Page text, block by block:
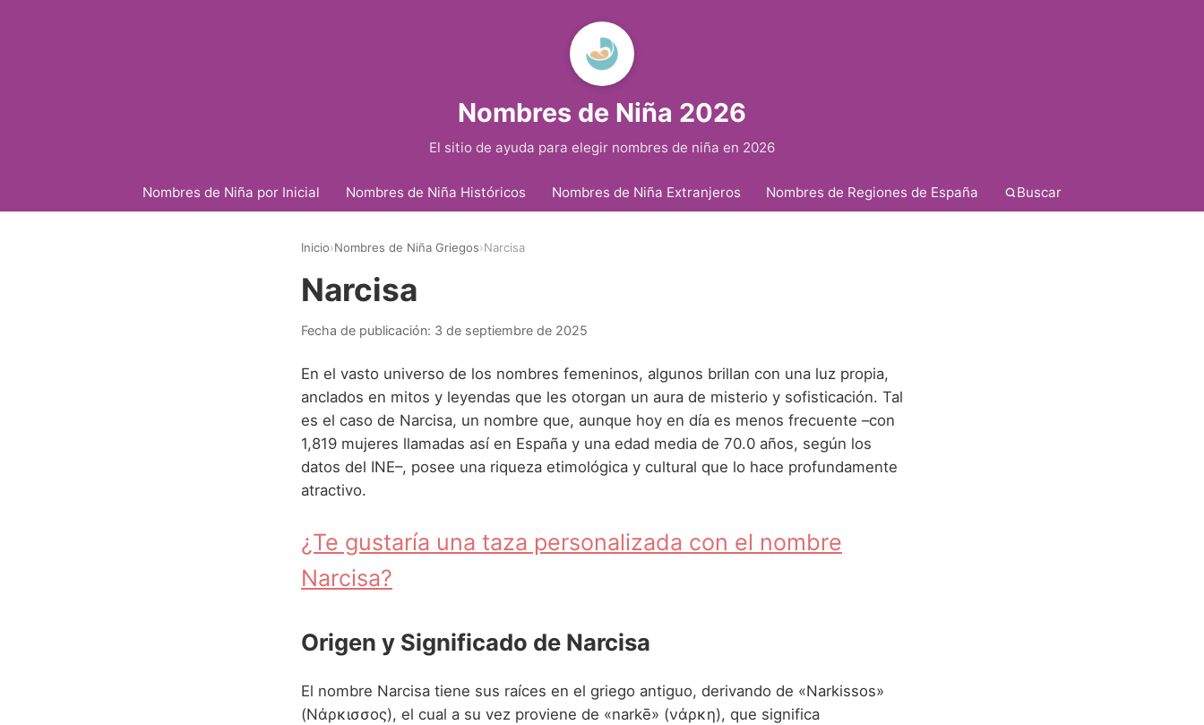
Nombres de Niña 2026
El sitio de ayuda para elegir nombres de niña en 2026
Nombres de Niña por Inicial Nombres de Niña Históricos Nombres de Niña Extranjeros Nombres de Regiones de España Buscar
Inicio›Nombres de Niña Griegos›Narcisa
Narcisa
Fecha de publicación: 3 de septiembre de 2025
En el vasto universo de los nombres femeninos, algunos brillan con una luz propia,
anclados en mitos y leyendas que les otorgan un aura de misterio y sofisticación. Tal
es el caso de Narcisa, un nombre que, aunque hoy en día es menos frecuente –con
1,819 mujeres llamadas así en España y una edad media de 70.0 años, según los
datos del INE–, posee una riqueza etimológica y cultural que lo hace profundamente
atractivo.
¿Te gustaría una taza personalizada con el nombre
Narcisa?
Origen y Significado de Narcisa
El nombre Narcisa tiene sus raíces en el griego antiguo, derivando de «Narkissos»
(Νάρκισσος), el cual a su vez proviene de «narkē» (νάρκη), que significa